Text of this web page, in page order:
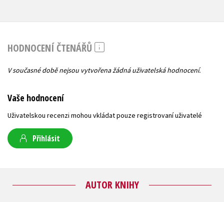
HODNOCENÍ ČTENÁŘŮ
V současné době nejsou vytvořena žádná uživatelská hodnocení.
Vaše hodnocení
Uživatelskou recenzi mohou vkládat pouze registrovaní uživatelé
Přihlásit
AUTOR KNIHY